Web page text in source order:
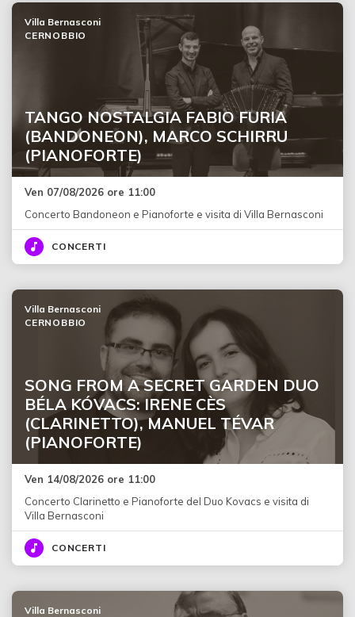
TANGO NOSTALGIA FABIO FURIA
(BANDONEON), MARCO SCHIRRU
(PIANOFORTE)
Villa Bernasconi
CERNOBBIO
Ven 07/08/2026 ore 11:00
Concerto Bandoneon e Pianoforte e visita di Villa Bernasconi
CONCERTI
SONG FROM A SECRET GARDEN DUO
BÉLA KÓVACS: IRENE CÈS
(CLARINETTO), MANUEL TÉVAR
(PIANOFORTE)
Villa Bernasconi
CERNOBBIO
Ven 14/08/2026 ore 11:00
Concerto Clarinetto e Pianoforte del Duo Kovacs e visita di
Villa Bernasconi
CONCERTI
Villa Bernasconi